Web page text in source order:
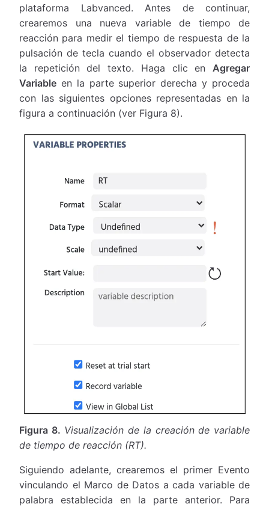
plataforma Labvanced. Antes de continuar,
crearemos una nueva variable de tiempo de
reacción para medir el tiempo de respuesta de la
pulsación de tecla cuando el observador detecta
la repetición del texto. Haga clic en Agregar
Variable en la parte superior derecha y proceda
con las siguientes opciones representadas en la
figura a continuación (ver Figura 8).
Figura 8. Visualización de la creación de variable
de tiempo de reacción (RT).
Siguiendo adelante, crearemos el primer Evento
vinculando el Marco de Datos a cada variable de
palabra establecida en la parte anterior. Para